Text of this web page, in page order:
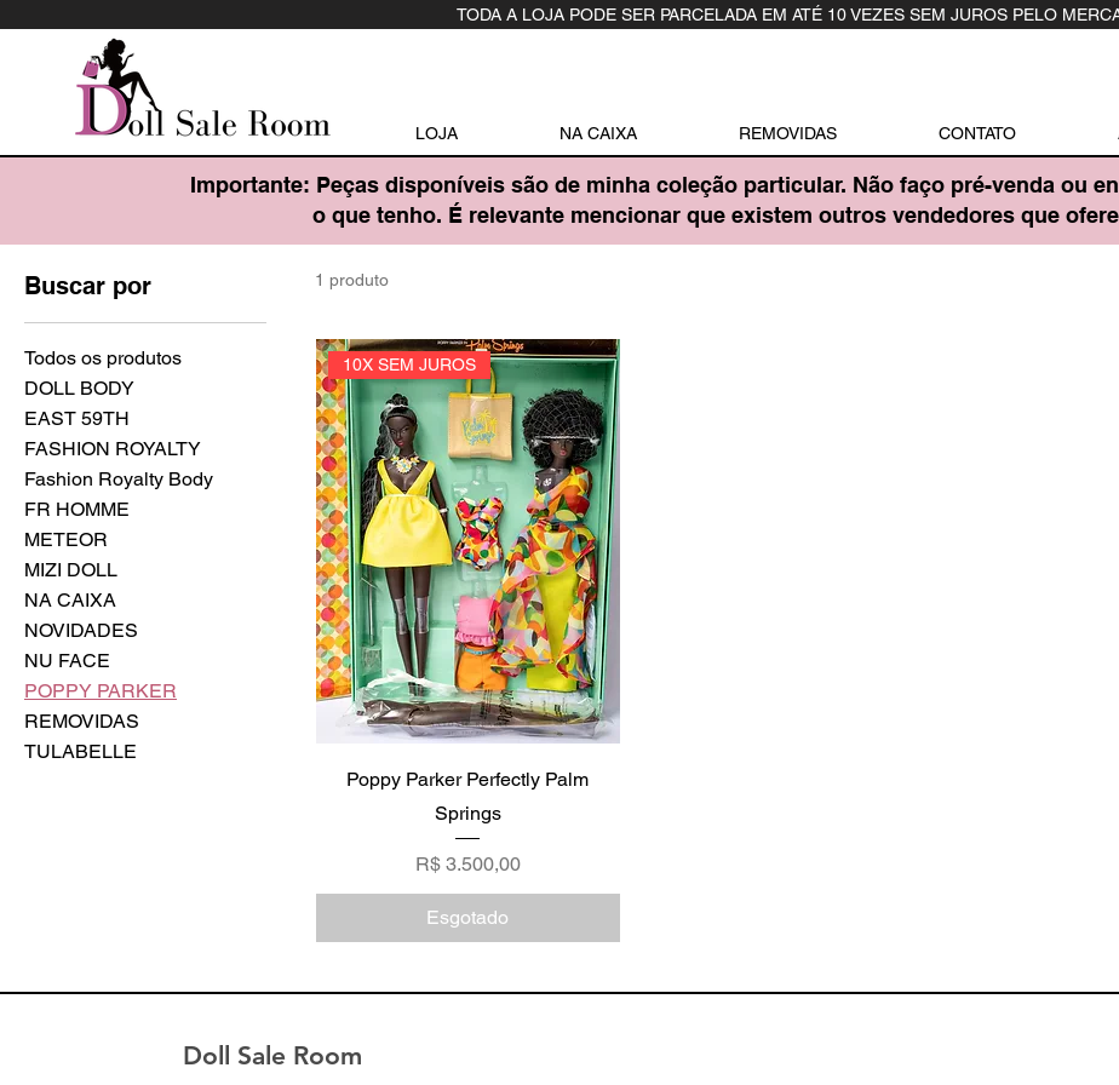
TODA A LOJA PODE SER PARCELADA EM ATÉ 10 VEZES SEM JUROS PELO
LOJA NA CAIXA REMOVIDAS CONTATO
Importante: Peças disponíveis são de minha coleção particular. Não faço pré-venda ou
o que tenho. É relevante mencionar que existem outros vendedores que
Buscar por
Todos os produtos
DOLL BODY
EAST 59TH
FASHION ROYALTY
Fashion Royalty Body
FR HOMME
METEOR
MIZI DOLL
NA CAIXA
NOVIDADES
NU FACE
POPPY PARKER
REMOVIDAS
TULABELLE
1 produto
10X SEM JUROS
Poppy Parker Perfectly Palm
Springs
Preço
R$ 3.500,00
Esgotado
Doll Sale Room